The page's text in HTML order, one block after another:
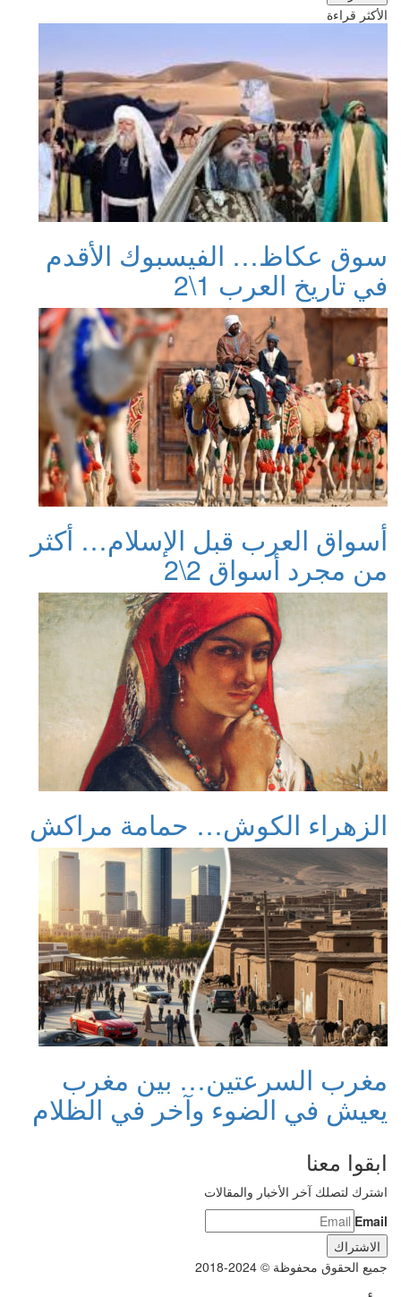
الأكثر قراءة
سوق عكاظ… الفيسبوك الأقدم
في تاريخ العرب 1\2
أسواق العرب قبل الإسلام… أكثر
من مجرد أسواق 2\2
الزهراء الكوش… حمامة مراكش
مغرب السرعتين… بين مغرب
يعيش في الضوء وآخر في الظلام
ابقوا معنا
اشترك لتصلك آخر الأخبار والمقالات
Email
جميع الحقوق محفوظة © 2024-2018